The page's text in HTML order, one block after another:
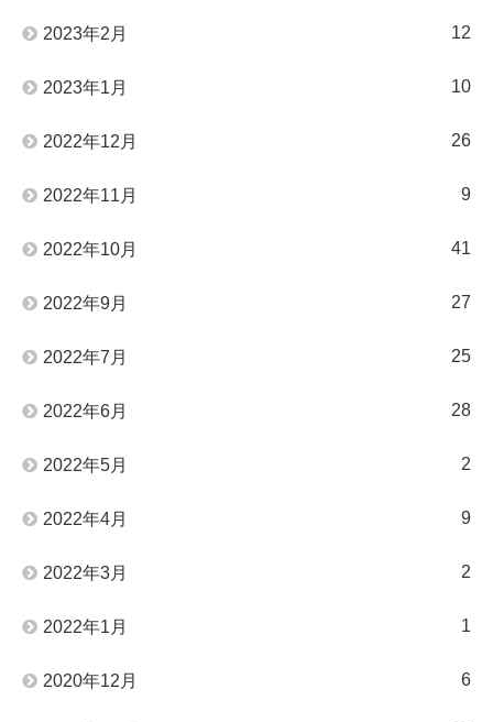
2023年2月 12
2023年1月 10
2022年12月 26
2022年11月 9
2022年10月 41
2022年9月 27
2022年7月 25
2022年6月 28
2022年5月 2
2022年4月 9
2022年3月 2
2022年1月 1
2020年12月 6